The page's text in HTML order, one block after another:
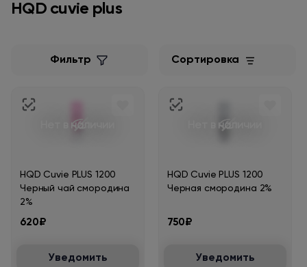
HQD cuvie plus
Фильтр Сортировка
Нет в наличии
HQD Cuvie PLUS 1200
Черный чай смородина
2%
620₽
Уведомить
Нет в наличии
HQD Cuvie PLUS 1200
Черная смородина 2%
750₽
Уведомить